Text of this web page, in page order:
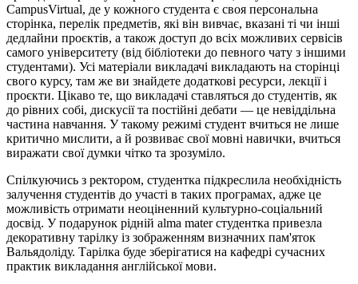
CampusVirtual, де у кожного студента є своя персональна
сторінка, перелік предметів, які він вивчає, вказані ті чи інші
дедлайни проєктів, а також доступ до всіх можливих сервісів
самого університету (від бібліотеки до певного чату з іншими
студентами). Усі матеріали викладачі викладають на сторінці
свого курсу, там же ви знайдете додаткові ресурси, лекції і
проєкти. Цікаво те, що викладачі ставляться до студентів, як
до рівних собі, дискусії та постійні дебати — це невіддільна
частина навчання. У такому режимі студент вчиться не лише
критично мислити, а й розвиває свої мовні навички, вчиться
виражати свої думки чітко та зрозуміло.
Спілкуючись з ректором, студентка підкреслила необхідність
залучення студентів до участі в таких програмах, адже це
можливість отримати неоціненний культурно-соціальний
досвід. У подарунок рідній alma mater студентка привезла
декоративну тарілку із зображенням визначних пам'яток
Вальядоліду. Тарілка буде зберігатися на кафедрі сучасних
практик викладання англійської мови.